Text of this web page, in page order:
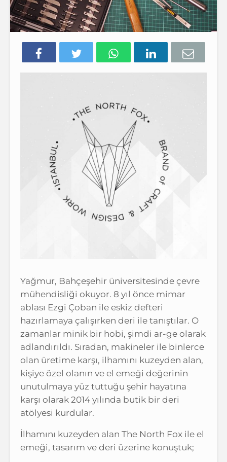
Yağmur, Bahçeşehir üniversitesinde çevre
mühendisliği okuyor. 8 yıl önce mimar
ablası Ezgi Çoban ile eskiz defteri
hazırlamaya çalışırken deri ile tanıştılar. O
zamanlar minik bir hobi, şimdi ar-ge olarak
adlandırıldı. Sıradan, makineler ile binlerce
olan üretime karşı, ilhamını kuzeyden alan,
kişiye özel olanın ve el emeği değerinin
unutulmaya yüz tuttuğu şehir hayatına
karşı olarak 2014 yılında butik bir deri
atölyesi kurdular.
İlhamını kuzeyden alan The North Fox ile el
emeği, tasarım ve deri üzerine konuştuk;